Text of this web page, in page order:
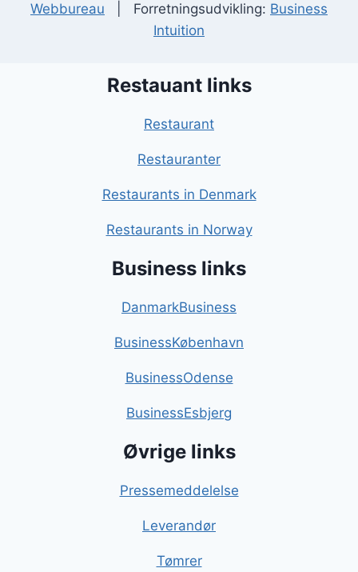
Webbureau | Forretningsudvikling: Business
Intuition
Restauant links
Restaurant
Restauranter
Restaurants in Denmark
Restaurants in Norway
Business links
DanmarkBusiness
BusinessKøbenhavn
BusinessOdense
BusinessEsbjerg
Øvrige links
Pressemeddelelse
Leverandør
Tømrer